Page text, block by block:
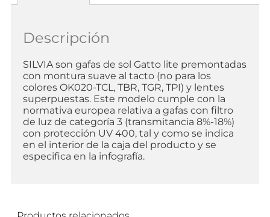
Descripción
SILVIA son gafas de sol Gatto lite premontadas
con montura suave al tacto (no para los
colores OK020-TCL, TBR, TGR, TPI) y lentes
superpuestas. Este modelo cumple con la
normativa europea relativa a gafas con filtro
de luz de categoría 3 (transmitancia 8%-18%)
con protección UV 400, tal y como se indica
en el interior de la caja del producto y se
especifica en la infografía.